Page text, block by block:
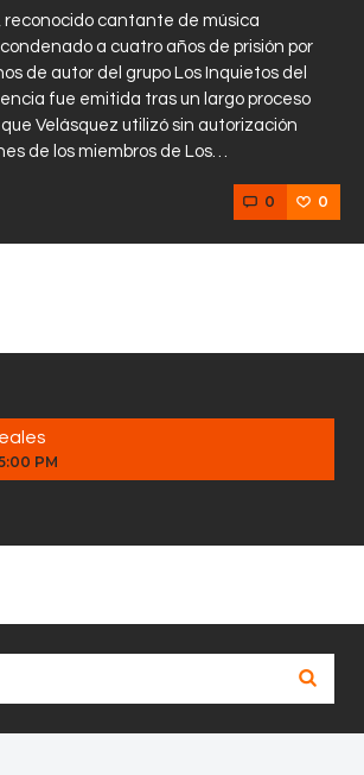
reconocido cantante de música
a cuatro años de prisión por
de autor del grupo Los Inquietos del
fue emitida tras un largo proceso
Velásquez utilizó sin autorización
de los miembros de Los…
0 0
PM